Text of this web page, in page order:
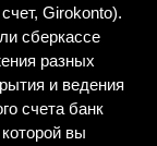
Girokonto).
сберкассе
разных
и ведения
счета банк
вы